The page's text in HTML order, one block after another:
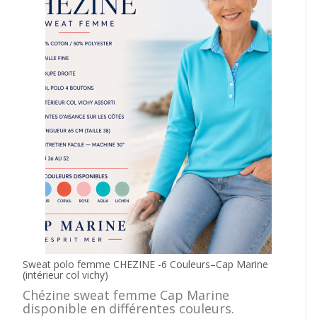
Sweat polo femme CHEZINE -6 Couleurs–Cap Marine
(intérieur col vichy)
Chézine sweat femme Cap Marine
disponible en différentes couleurs.